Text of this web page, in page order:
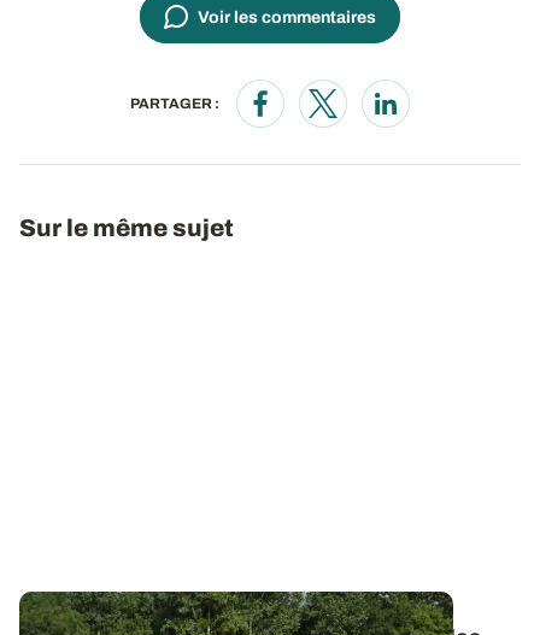
Voir les commentaires
PARTAGER :
Opens in a new window
Opens in a new window
Opens in a new
Sur le même sujet